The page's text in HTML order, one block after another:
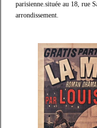
parisienne.située au 18, rue
arrondissement.